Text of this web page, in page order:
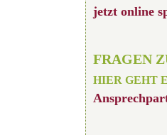
jetzt online
FRAGEN
HIER GEHT